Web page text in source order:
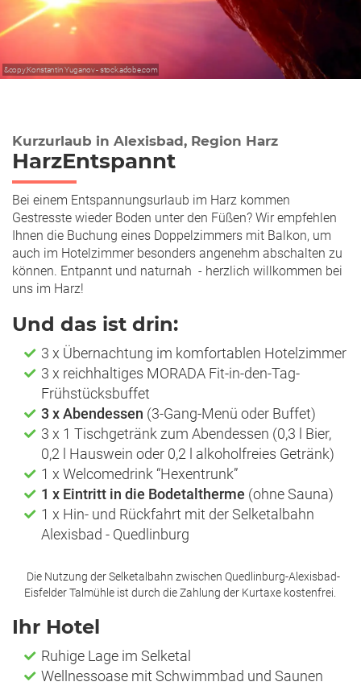
&copy;Konstantin Yuganov - stock.adobe.com
Kurzurlaub in Alexisbad, Region Harz
HarzEntspannt
Bei einem Entspannungsurlaub im Harz kommen
Gestresste wieder Boden unter den Füßen? Wir empfehlen
Ihnen die Buchung eines Doppelzimmers mit Balkon, um
auch im Hotelzimmer besonders angenehm abschalten zu
können. Entpannt und naturnah - herzlich willkommen bei
uns im Harz!
Und das ist drin:
3 x Übernachtung im komfortablen Hotelzimmer
3 x reichhaltiges MORADA Fit-in-den-Tag-
Frühstücksbuffet
3 x Abendessen (3-Gang-Menü oder Buffet)
3 x 1 Tischgetränk zum Abendessen (0,3 l Bier,
0,2 l Hauswein oder 0,2 l alkoholfreies Getränk)
1 x Welcomedrink “Hexentrunk”
1 x Eintritt in die Bodetaltherme (ohne Sauna)
1 x Hin- und Rückfahrt mit der Selketalbahn
Alexisbad - Quedlinburg
Die Nutzung der Selketalbahn zwischen Quedlinburg-Alexisbad-
Eisfelder Talmühle ist durch die Zahlung der Kurtaxe kostenfrei.
Ihr Hotel
Ruhige Lage im Selketal
Wellnessoase mit Schwimmbad und Saunen